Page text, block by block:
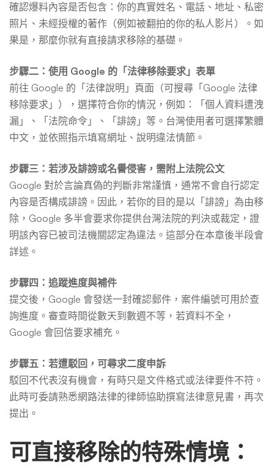
確認爆料內容是否包含：你的真實姓名、電話、地址、私密
照片、未經授權的著作（例如被翻拍的你的私人影片）。如
果是，那麼你就有直接請求移除的基礎。
步驟二：使用 Google 的「法律移除要求」表單
前往 Google 的「法律說明」頁面（可搜尋「Google 法律
移除要求」），選擇符合你的情況，例如：「個人資料遭洩
漏」、「法院命令」、「誹謗」等。台灣使用者可選擇繁體
中文，並依照指示填寫網址、說明違法情節。
步驟三：若涉及誹謗或名譽侵害，需附上法院公文
Google 對於言論真偽的判斷非常謹慎，通常不會自行認定
內容是否構成誹謗。因此，若你的目的是以「誹謗」為由移
除，Google 多半會要求你提供台灣法院的判決或裁定，證
明該內容已被司法機關認定為違法。這部分在本章後半段會
詳述。
步驟四：追蹤進度與補件
提交後，Google 會發送一封確認郵件，案件編號可用於查
詢進度。審查時間從數天到數週不等，若資料不全，
Google 會回信要求補充。
步驟五：若遭駁回，可尋求二度申訴
駁回不代表沒有機會，有時只是文件格式或法律要件不符。
此時可委請熟悉網路法律的律師協助撰寫法律意見書，再次
提出。
可直接移除的特殊情境：